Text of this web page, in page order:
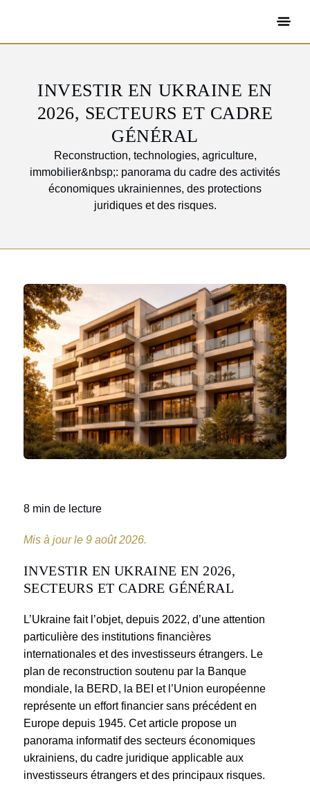
INVESTIR EN UKRAINE EN
2026, SECTEURS ET CADRE
GÉNÉRAL
Reconstruction, technologies, agriculture,
immobilier&nbsp;: panorama du cadre des activités
économiques ukrainiennes, des protections
juridiques et des risques.
8 min de lecture
Mis à jour le 9 août 2026.
INVESTIR EN UKRAINE EN 2026,
SECTEURS ET CADRE GÉNÉRAL
L’Ukraine fait l’objet, depuis 2022, d’une attention
particulière des institutions financières
internationales et des investisseurs étrangers. Le
plan de reconstruction soutenu par la Banque
mondiale, la BERD, la BEI et l’Union européenne
représente un effort financier sans précédent en
Europe depuis 1945. Cet article propose un
panorama informatif des secteurs économiques
ukrainiens, du cadre juridique applicable aux
investisseurs étrangers et des principaux risques.